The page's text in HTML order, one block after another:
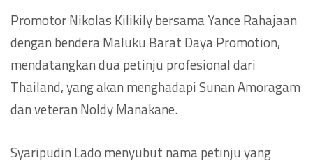
Promotor Nikolas Kilikily bersama Yance Rahajaan
dengan bendera Maluku Barat Daya Promotion,
mendatangkan dua petinju profesional dari
Thailand, yang akan menghadapi Sunan Amoragam
dan veteran Noldy Manakane.
Syaripudin Lado menyubut nama petinju yang